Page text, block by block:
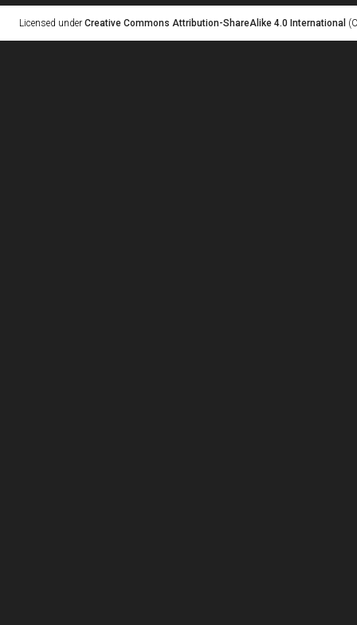
Licensed under Creative Commons Attribution-ShareAlike 4.0 International